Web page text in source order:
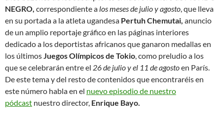
NEGRO, correspondiente a los meses de julio y agosto , que lleva
en su portada a la atleta ugandesa Pertuh Chemutai, anuncio
de un amplio reportaje gráfico en las páginas interiores
dedicado a los deportistas africanos que ganaron medallas en
los últimos Juegos Olímpicos de Tokio , como preludio a los
que se celebrarán entre el 26 de julio y el 11 de agostoen París.
De este tema y del resto de contenidos que encontraréis en
este número habla en el nuevo episodio de nuestro
pódcast nuestro director, Enrique Bayo.